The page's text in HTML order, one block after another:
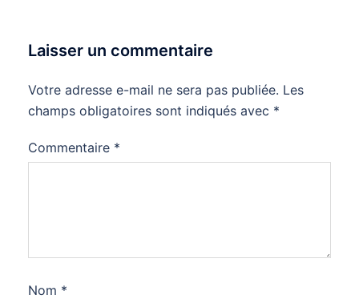
Laisser un commentaire
Votre adresse e-mail ne sera pas publiée. Les
champs obligatoires sont indiqués avec *
Commentaire *
Nom *